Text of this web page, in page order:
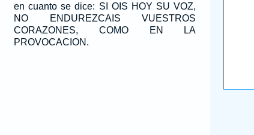
en cuanto se dice: SI OIS HOY SU VOZ,
NO ENDUREZCAIS VUESTROS
CORAZONES, COMO EN LA
PROVOCACION.